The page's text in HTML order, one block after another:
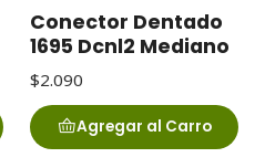
Conector Dentado
1695 Dcnl2 Mediano
$2.090
Agregar al Carro